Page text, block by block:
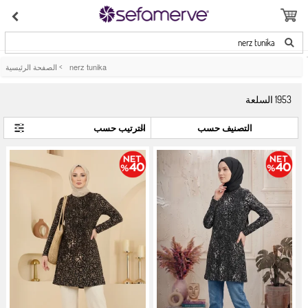
nerz tunika
الصفحة الرئيسية > nerz tunika
1953السلعة
التصنيف حسب